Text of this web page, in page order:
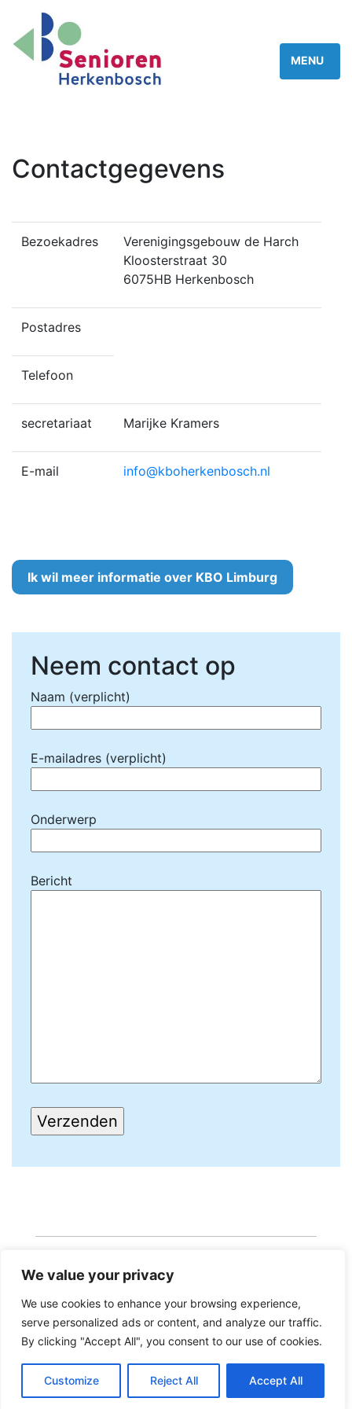
We value your privacy
We use cookies to enhance your browsing experience,
serve personalized ads or content, and analyze our traffic.
By clicking "Accept All", you consent to our use of cookies.
Customize Reject All Accept All
Contactgegevens
Bezoekadres
Verenigingsgebouw de Harch
Kloosterstraat 30
6075HB Herkenbosch
Postadres
Telefoon
secretariaat Marijke Kramers
E-mail info@kboherkenbosch.nl
Ik wil meer informatie over KBO Limburg
Neem contact op
Naam (verplicht)
E-mailadres (verplicht)
Onderwerp
Bericht
Copyright 2026 · Realisatie Europe Web Media ·
Beheerderslogin
Privacy Statement Disclaimer